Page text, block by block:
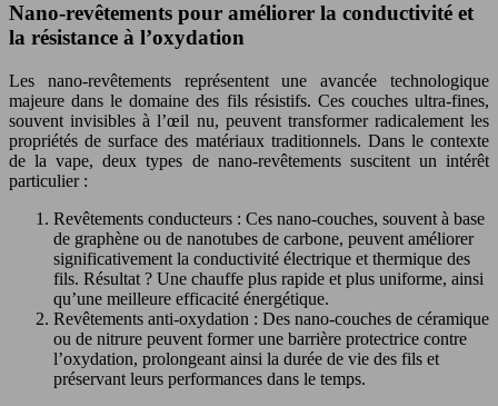
Nano-revêtements pour améliorer la conductivité et
la résistance à l’oxydation
Les nano-revêtements représentent une avancée technologique
majeure dans le domaine des fils résistifs. Ces couches ultra-fines,
souvent invisibles à l’œil nu, peuvent transformer radicalement les
propriétés de surface des matériaux traditionnels. Dans le contexte
de la vape, deux types de nano-revêtements suscitent un intérêt
particulier :
Revêtements conducteurs : Ces nano-couches, souvent à base
de graphène ou de nanotubes de carbone, peuvent améliorer
significativement la conductivité électrique et thermique des
fils. Résultat ? Une chauffe plus rapide et plus uniforme, ainsi
qu’une meilleure efficacité énergétique.
Revêtements anti-oxydation : Des nano-couches de céramique
ou de nitrure peuvent former une barrière protectrice contre
l’oxydation, prolongeant ainsi la durée de vie des fils et
préservant leurs performances dans le temps.